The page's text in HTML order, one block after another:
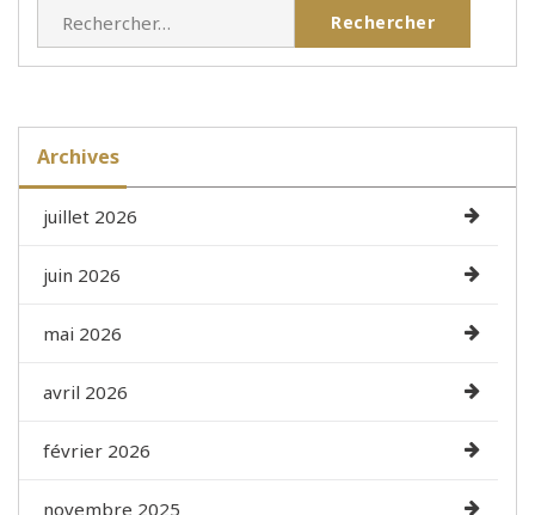
Archives
juillet 2026
juin 2026
mai 2026
avril 2026
février 2026
novembre 2025